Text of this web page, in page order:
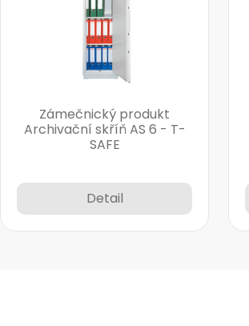
Zámečnický produkt
Archivační skříň AS 6 - T-
SAFE
Detail